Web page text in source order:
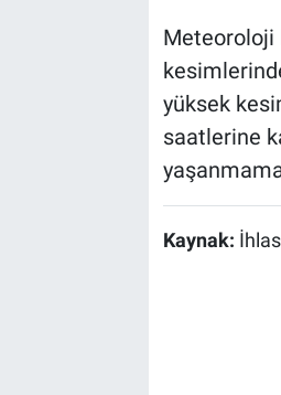
Meteoroloji
yüksek
saatlerine
Kaynak: